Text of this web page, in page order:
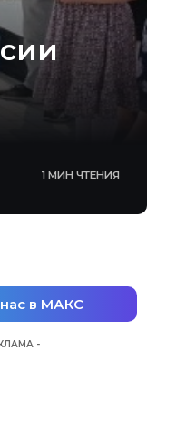
1 МИН ЧТЕНИЯ
в МАКС
-